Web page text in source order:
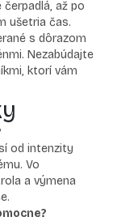
až po
ušetria čas.
s dôrazom
Nezabúdajte
ktorí vám
od intenzity
Vo
a výmena